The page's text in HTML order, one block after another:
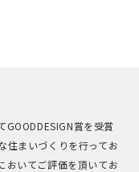
賞を受賞
住まいづくりを行ってお
おいてご評価を頂いてお